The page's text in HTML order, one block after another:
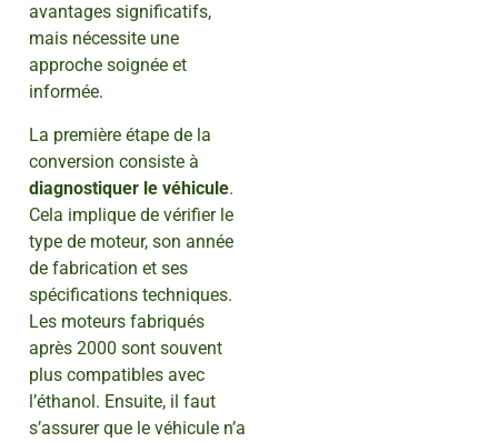
avantages significatifs,
mais nécessite une
approche soignée et
informée.
La première étape de la
conversion consiste à
diagnostiquer le véhicule.
Cela implique de vérifier le
type de moteur, son année
de fabrication et ses
spécifications techniques.
Les moteurs fabriqués
après 2000 sont souvent
plus compatibles avec
l’éthanol. Ensuite, il faut
s’assurer que le véhicule n’a